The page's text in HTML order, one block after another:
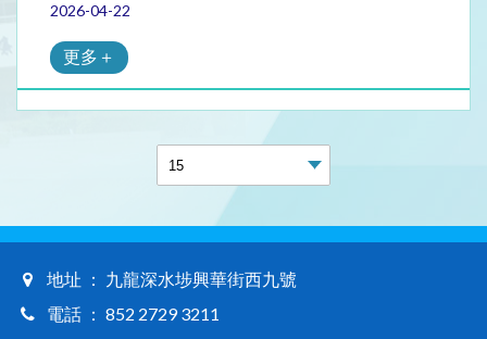
2026-04-22
更多＋
地址 ： 九龍深水埗興華街西九號
電話 ： 852 2729 3211